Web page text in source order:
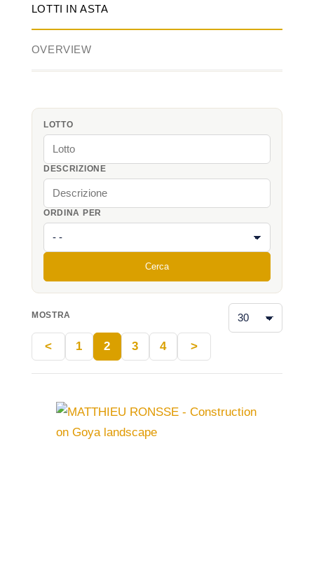
LOTTI IN ASTA
OVERVIEW
LOTTO
DESCRIZIONE
ORDINA PER
Cerca
MOSTRA
< 1 2 3 4 >